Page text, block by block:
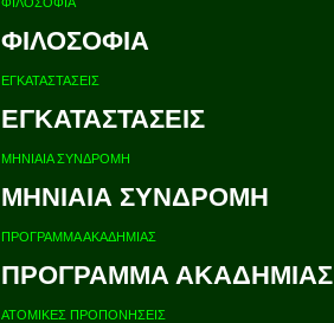
ΦΙΛΟΣΟΦΙΑ
ΕΓΚΑΤΑΣΤΑΣΕΙΣ
ΕΓΚΑΤΑΣΤΑΣΕΙΣ
ΜΗΝΙΑΙΑ ΣΥΝΔΡΟΜΗ
ΜΗΝΙΑΙΑ ΣΥΝΔΡΟΜΗ
ΠΡΟΓΡΑΜΜΑ ΑΚΑΔΗΜΙΑΣ
ΠΡΟΓΡΑΜΜΑ ΑΚΑΔΗΜΙΑΣ
ΑΤΟΜΙΚΕΣ ΠΡΟΠΟΝΗΣΕΙΣ